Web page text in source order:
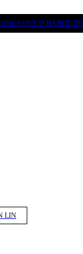
QUE D’HABITUDE
LIN